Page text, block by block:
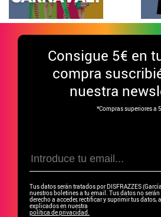
Consigue 5€ en
compra
nuestra
*Compras superiores a
Tus datos serán tratados por DISFRAZZES
nuestros boletines a tu email. Tus datos no
derecho a acceder, rectificar y suprimir tus datos,
explicados en nuestra
política de privacidad.